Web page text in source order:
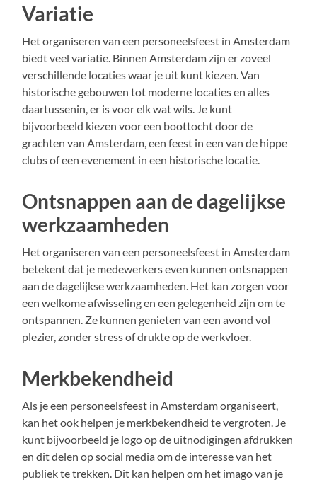
Variatie
Het organiseren van een personeelsfeest in Amsterdam
biedt veel variatie. Binnen Amsterdam zijn er zoveel
verschillende locaties waar je uit kunt kiezen. Van
historische gebouwen tot moderne locaties en alles
daartussenin, er is voor elk wat wils. Je kunt
bijvoorbeeld kiezen voor een boottocht door de
grachten van Amsterdam, een feest in een van de hippe
clubs of een evenement in een historische locatie.
Ontsnappen aan de dagelijkse
werkzaamheden
Het organiseren van een personeelsfeest in Amsterdam
betekent dat je medewerkers even kunnen ontsnappen
aan de dagelijkse werkzaamheden. Het kan zorgen voor
een welkome afwisseling en een gelegenheid zijn om te
ontspannen. Ze kunnen genieten van een avond vol
plezier, zonder stress of drukte op de werkvloer.
Merkbekendheid
Als je een personeelsfeest in Amsterdam organiseert,
kan het ook helpen je merkbekendheid te vergroten. Je
kunt bijvoorbeeld je logo op de uitnodigingen afdrukken
en dit delen op social media om de interesse van het
publiek te trekken. Dit kan helpen om het imago van je